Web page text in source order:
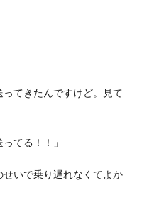
てきたんですけど。見て
てる！！」
いで乗り遅れなくてよか